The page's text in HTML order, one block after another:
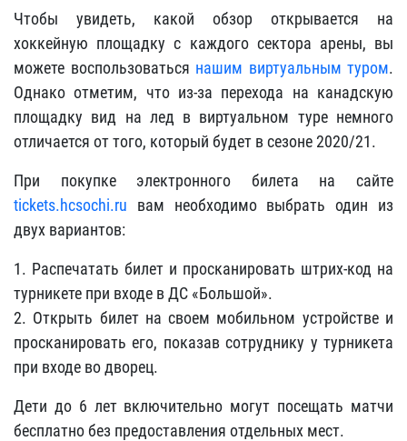
Чтобы увидеть, какой обзор открывается на
хоккейную площадку с каждого сектора арены, вы
можете воспользоваться нашим виртуальным туром.
Однако отметим, что из-за перехода на канадскую
площадку вид на лед в виртуальном туре немного
отличается от того, который будет в сезоне 2020/21.
При покупке электронного билета на сайте
tickets.hcsochi.ru вам необходимо выбрать один из
двух вариантов:
1. Распечатать билет и просканировать штрих-код на
турникете при входе в ДС «Большой».
2. Открыть билет на своем мобильном устройстве и
просканировать его, показав сотруднику у турникета
при входе во дворец.
Дети до 6 лет включительно могут посещать матчи
бесплатно без предоставления отдельных мест.